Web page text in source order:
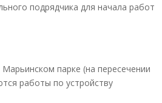
подрядчика для начала работ
парке (на пересечении
работы по устройству